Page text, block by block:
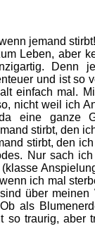
jemand
Leben, aber
Denn
und ist so
einfach mal.
nicht weil ich
eine ganze
stirbt, den
stirbt, den
Nur sach
ich mal
über
als
so traurig, aber